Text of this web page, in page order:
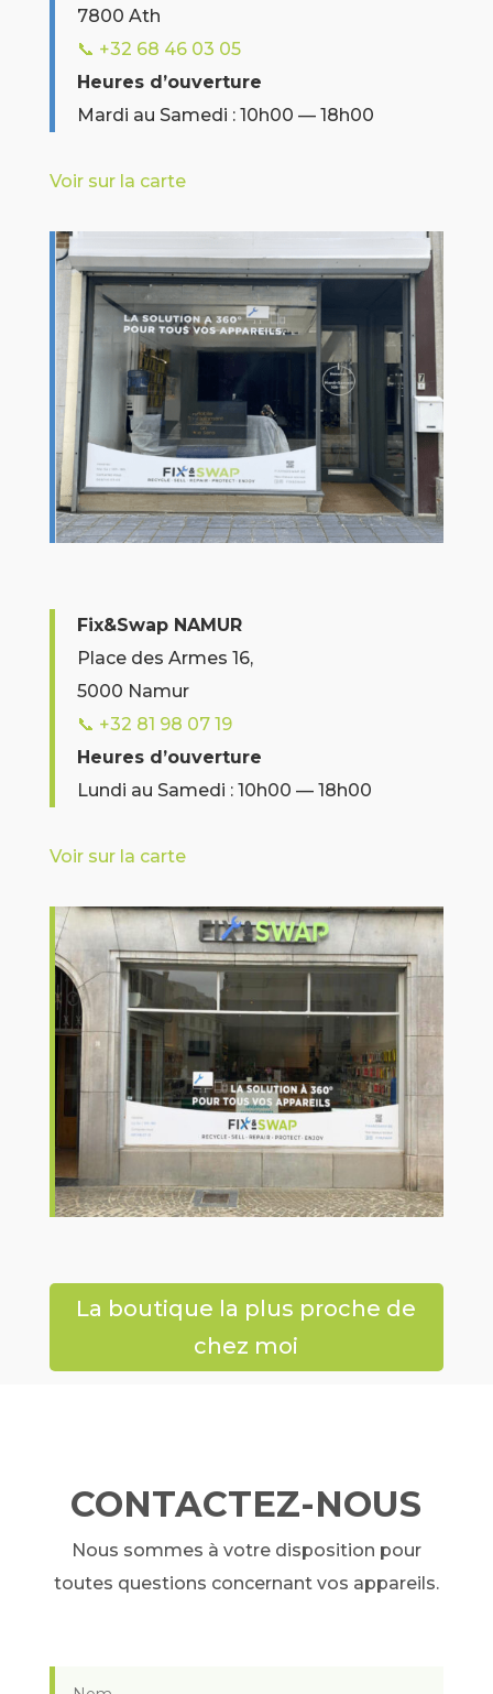
7800 Ath
📞 +32 68 46 03 05
Heures d’ouverture
Mardi au Samedi : 10h00 — 18h00
Voir sur la carte
Fix&Swap NAMUR
Place des Armes 16,
5000 Namur
📞 +32 81 98 07 19
Heures d’ouverture
Lundi au Samedi : 10h00 — 18h00
Voir sur la carte
La boutique la plus proche de
chez moi
CONTACTEZ-NOUS
Nous sommes à votre disposition pour
toutes questions concernant vos appareils.